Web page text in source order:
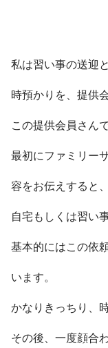
私は習い事の送迎
時預かりを、提供
この提供会員さん
最初にファミリー
容をお伝えすると
自宅もしくは習い
基本的にはこの依
います。
かなりきっちり、
その後、一度顔合